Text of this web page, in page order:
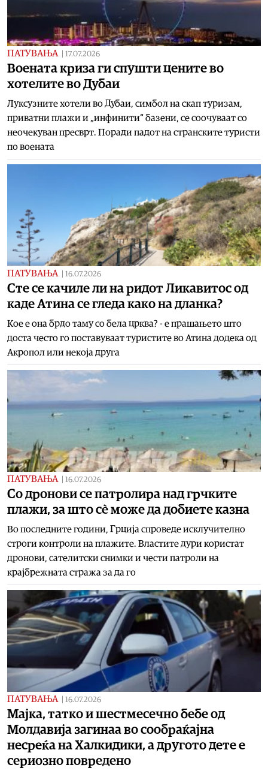
ПАТУВАЊА 17.07.2026
Воената криза ги спушти цените во
хотелите во Дубаи
Луксузните хотели во Дубаи, симбол на скап туризам,
приватни плажи и „инфинити“ базени, се соочуваат со
неочекуван пресврт. Поради падот на странските туристи
по воената
ПАТУВАЊА 16.07.2026
Сте се качиле ли на ридот Ликавитос од
каде Атина се гледа како на дланка?
Кое е она брдо таму со бела црква? - е прашањето што
доста често го поставуваат туристите во Атина додека од
Акропол или некоја друга
ПАТУВАЊА 16.07.2026
Со дронови се патролира над грчките
плажи, за што сè може да добиете казна
Во последните години, Грција спроведе исклучително
строги контроли на плажите. Властите дури користат
дронови, сателитски снимки и чести патроли на
крајбрежната стража за да го
ПАТУВАЊА 16.07.2026
Мајка, татко и шестмесечно бебе од
Молдавија загинаа во сообраќајна
несреќа на Халкидики, а другото дете е
сериозно повредено